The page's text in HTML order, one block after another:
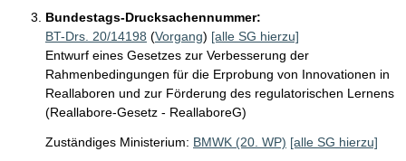
Bundestags-Drucksachennummer:
BT-Drs. 20/14198 (Vorgang) [alle SG hierzu]
Entwurf eines Gesetzes zur Verbesserung der
Rahmenbedingungen für die Erprobung von Innovationen in
Reallaboren und zur Förderung des regulatorischen Lernens
(Reallabore-Gesetz - ReallaboreG)
Zuständiges Ministerium: BMWK (20. WP) [alle SG hierzu]